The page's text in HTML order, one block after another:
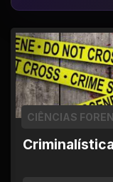
CIÊNCIAS